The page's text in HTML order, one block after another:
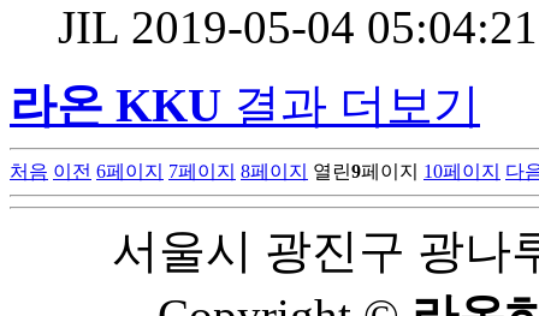
JIL 2019-05-04 05:04:21
라온 KKU 결과 더보기
처음 이전 6페이지 7페이지 8페이지 열린9페이지 10페이지 다
서울시 광진구 광나